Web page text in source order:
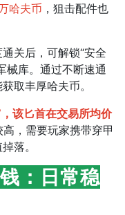
哈夫币 ，狙击配件也
关后，可解锁“安全
械库。通过不断速通
取丰厚哈夫币。​
该匕首在交易所均价
，需要玩家携带穿甲
落。​
：日常稳